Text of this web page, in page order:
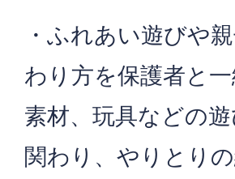
・ふれあい遊びや
わり方を保護者と
素材、玩具などの
関わり、やりとり